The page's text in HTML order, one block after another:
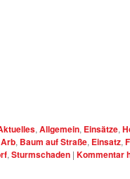
,Allgemein, Einsätze,
Arb, Baum auf Straße, Einsatz,
,Sturmschaden |Kommentar